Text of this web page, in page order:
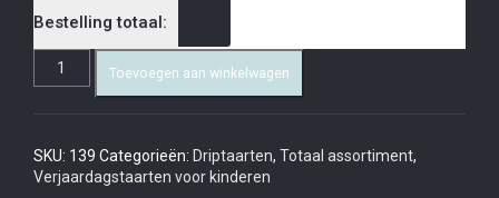
Bestelling totaal:
Toevoegen aan winkelwagen
SKU: 139 Categorieën: Driptaarten, Totaal assortiment,
Verjaardagstaarten voor kinderen